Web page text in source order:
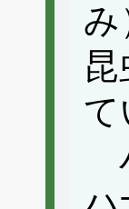
み
て